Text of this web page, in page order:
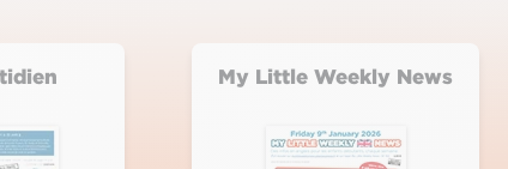
My Little Weekly News